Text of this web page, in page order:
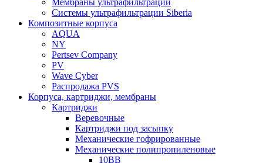
Мембраны ультрафильтрации
Системы ультрафильтрации Siberia
Композитные корпуса
AQUA
NY
Pertsev Company
PV
Wave Cyber
Распродажа PVS
Корпуса, картриджи, мембраны
Картриджи
Веревочные
Картриджи под засыпку
Механические гофрированные
Механические полипропиленовые
10BB